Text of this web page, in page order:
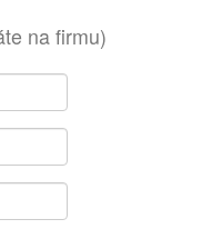
na firmu)